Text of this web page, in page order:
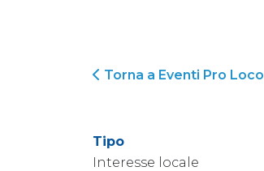
Torna a Eventi Pro Loco
Tipo
Interesse locale